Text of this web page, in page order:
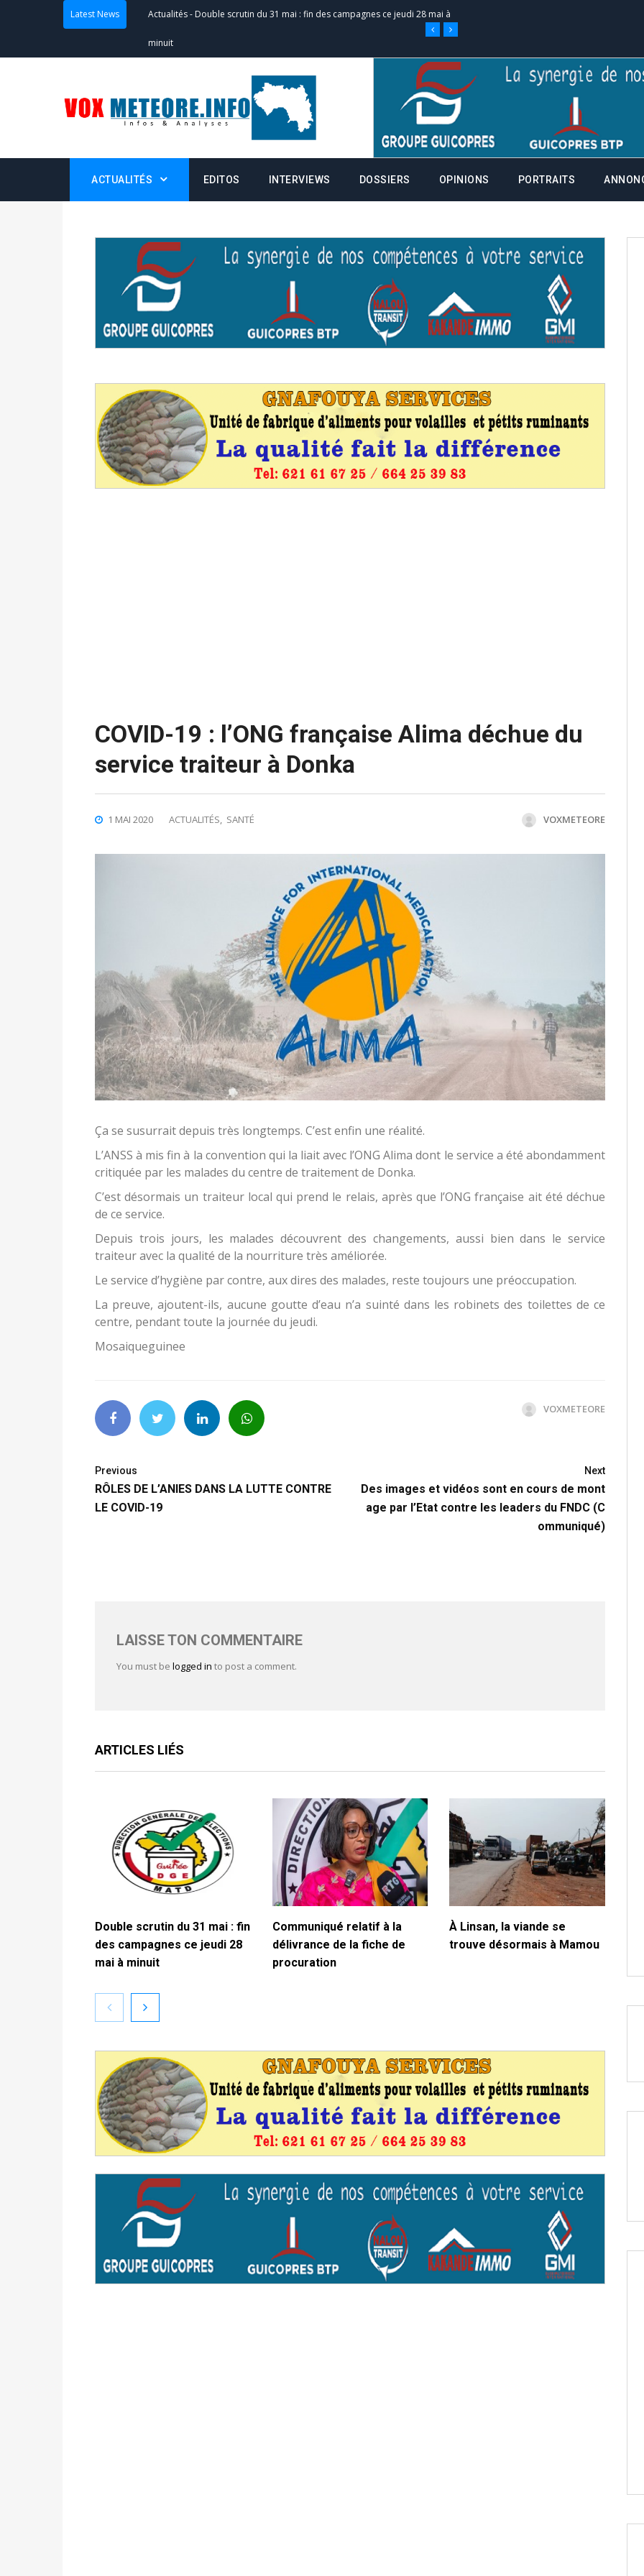
Latest News Actualités- Double scrutin du 31 mai : fin des campagnes ce jeudi 28 mai à
minuit
Communiqué relatif à la délivrance de la fiche de procuration
Politique-Convocation des membres des Commissions Administratives de
Centralisation des Votes (CACV) à une prestation de serment et à une
formation
Politique Candidats : désignez vos représentants aux CACV (centralisation
Politique Double scrutin du 31 mai : retrait des cartes d’électeurs possible
du 16 au 31 mai 2026
Politique Délégués de bureaux de vote : vos informations à transmettre
avant le 16 mai 2026 à 16h
statistiques des législatives et communales : ce 4 juin à 18h
Politique-Suite de la publication des résultats partiels des élections de mai
ce 03 juin à 14h
Politique-Suite de la publication des résultats partiels des élections de mai
ACTUALITÉS EDITOS INTERVIEWS DOSSIERS OPINIONS PORTRAITS
COVID-19 : l’ONG française Alima déchue du
service traiteur à Donka
1 MAI 2020 ACTUALITÉS SANTÉ VOXMETEORE
Ça se susurrait depuis très longtemps. C’est enfin une réalité.
L’ANSS à mis fin à la convention qui la liait avec l’ONG Alima dont le service a été abondamment
critiquée par les malades du centre de traitement de Donka.
C’est désormais un traiteur local qui prend le relais, après que l’ONG française ait été déchue
de ce service.
Depuis trois jours, les malades découvrent des changements, aussi bien dans le service
traiteur avec la qualité de la nourriture très améliorée.
Le service d’hygiène par contre, aux dires des malades, reste toujours une préoccupation.
La preuve, ajoutent-ils, aucune goutte d’eau n’a suinté dans les robinets des toilettes de ce
centre, pendant toute la journée du jeudi.
Mosaiqueguinee
VOXMETEORE
Previous
RÔLES DE L’ANIES DANS LA LUTTE CONTRE
LE COVID-19
Next
Des images et vidéos sont en cours de mont
age par l’Etat contre les leaders du FNDC (C
ommuniqué)
LAISSE TON COMMENTAIRE
You must be logged in to post a comment.
ARTICLES LIÉS
Double scrutin du 31 mai : fin
des campagnes ce jeudi 28
mai à minuit
Communiqué relatif à la
délivrance de la fiche de
procuration
À Linsan, la viande se
trouve désormais à Mamou